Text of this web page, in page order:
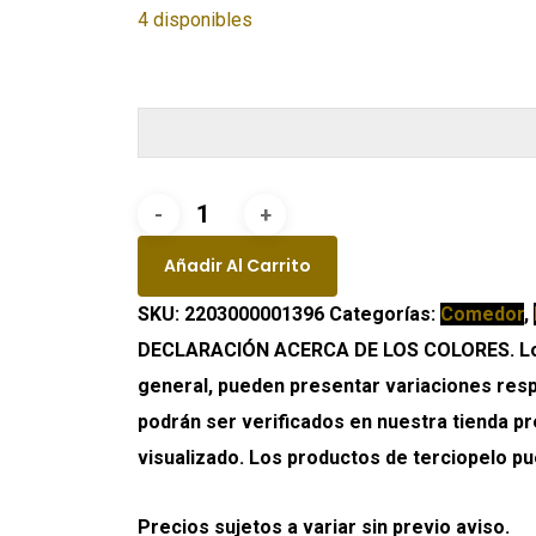
4 disponibles
Mesa
Giratoria
Lui
cantidad
Añadir Al Carrito
SKU: 2203000001396 Categorías: Comedor,
DECLARACIÓN ACERCA DE LOS
general, pueden presentar variaciones
podrán ser verificados en nuestra tienda
visualizado. Los productos de terciopelo
Precios sujetos a variar sin previo aviso.